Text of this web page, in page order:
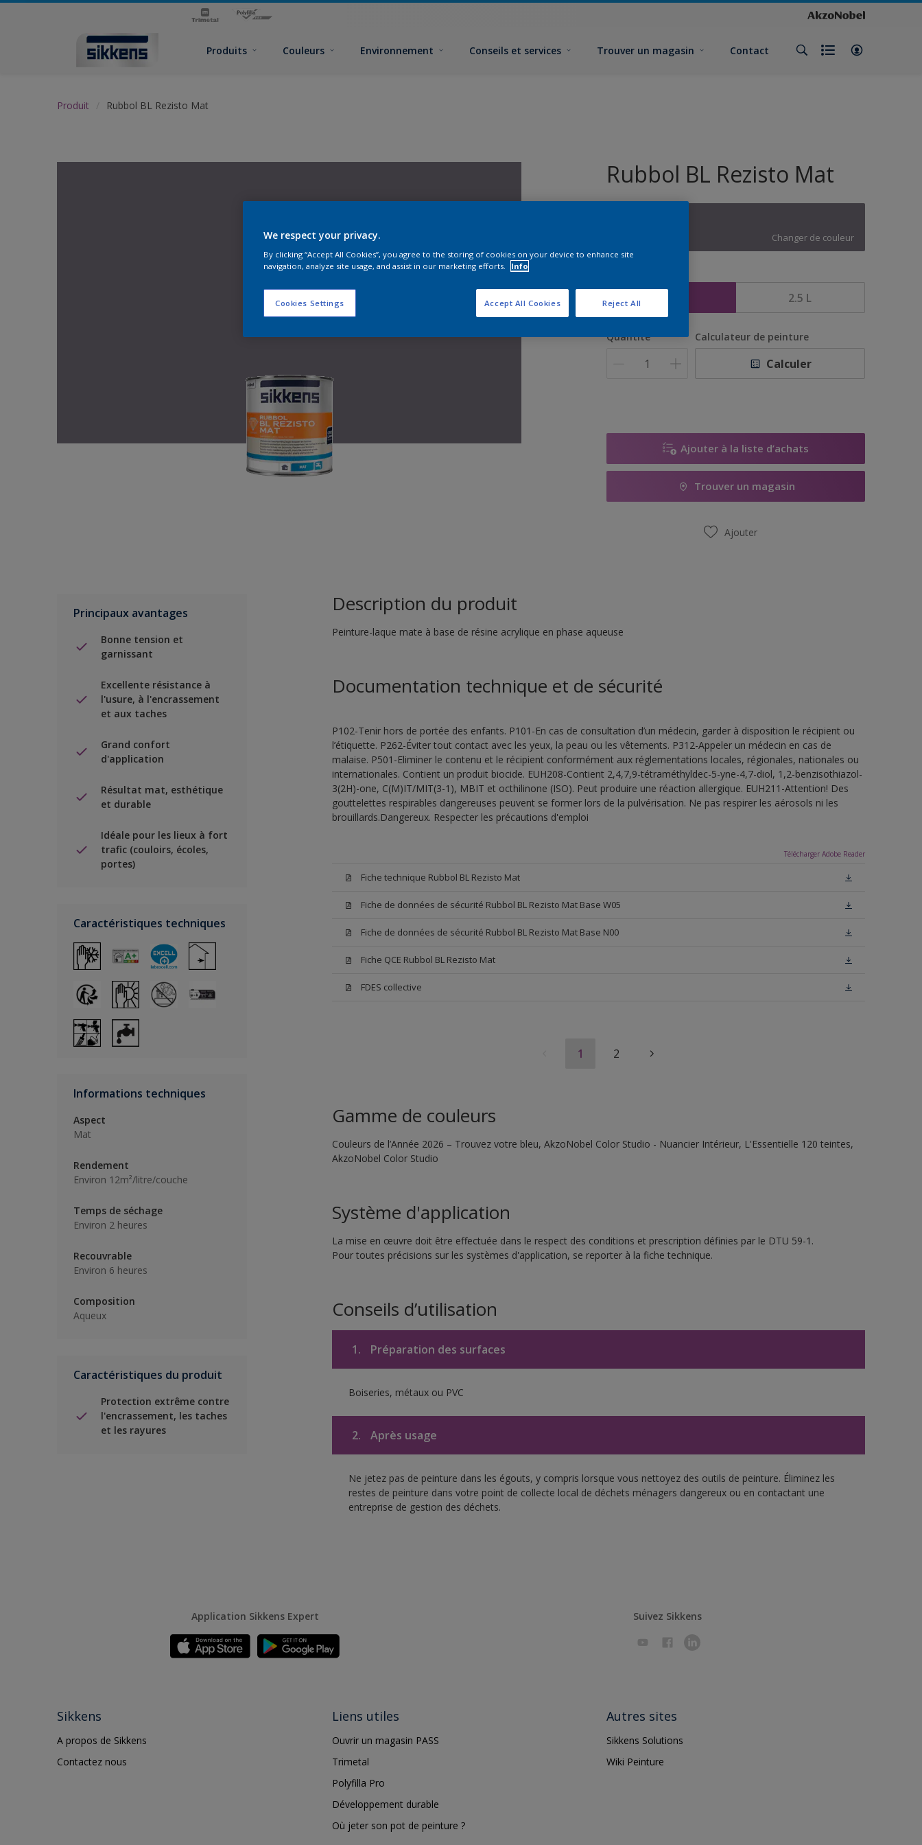
Produits Couleurs Environnement Conseils et services Trouver un magasin Contact
Produit Rubbol BL Rezisto Mat
Rubbol BL Rezisto Mat
Changer de couleur
2.5 L
Quantité Calculateur de peinture
Calculer
Ajouter à la liste d’achats
Trouver un magasin
Ajouter
Principaux avantages
Bonne tension et
garnissant
Excellente résistance à
l'usure, à l'encrassement
et aux taches
Grand confort
d'application
Résultat mat, esthétique
et durable
Idéale pour les lieux à fort
trafic (couloirs, écoles,
portes)
Caractéristiques techniques
Informations techniques
Aspect
Mat
Rendement
Environ 12m²/litre/couche
Temps de séchage
Environ 2 heures
Recouvrable
Environ 6 heures
Composition
Aqueux
Caractéristiques du produit
Protection extrême contre
l'encrassement, les taches
et les rayures
Description du produit
Peinture-laque mate à base de résine acrylique en phase aqueuse
Documentation technique et de sécurité
P102-Tenir hors de portée des enfants. P101-En cas de consultation d’un médecin, garder à disposition le récipient ou
l’étiquette. P262-Éviter tout contact avec les yeux, la peau ou les vêtements. P312-Appeler un médecin en cas de
malaise. P501-Eliminer le contenu et le récipient conformément aux réglementations locales, régionales, nationales ou
internationales. Contient un produit biocide. EUH208-Contient 2,4,7,9-tétraméthyldec-5-yne-4,7-diol, 1,2-benzisothiazol-
3(2H)-one, C(M)IT/MIT(3-1), MBIT et octhilinone (ISO). Peut produire une réaction allergique. EUH211-Attention! Des
gouttelettes respirables dangereuses peuvent se former lors de la pulvérisation. Ne pas respirer les aérosols ni les
brouillards.Dangereux. Respecter les précautions d'emploi
Télécharger Adobe Reader
Fiche technique Rubbol BL Rezisto Mat
Fiche de données de sécurité Rubbol BL Rezisto Mat Base W05
Fiche de données de sécurité Rubbol BL Rezisto Mat Base N00
Fiche QCE Rubbol BL Rezisto Mat
FDES collective
1 2
Gamme de couleurs
Couleurs de l’Année 2026 – Trouvez votre bleu, AkzoNobel Color Studio - Nuancier Intérieur, L'Essentielle 120 teintes,
AkzoNobel Color Studio
Système d'application
La mise en œuvre doit être effectuée dans le respect des conditions et prescription définies par le DTU 59-1.
Pour toutes précisions sur les systèmes d'application, se reporter à la fiche technique.
Conseils d’utilisation
1. Préparation des surfaces
Boiseries, métaux ou PVC
2. Après usage
Ne jetez pas de peinture dans les égouts, y compris lorsque vous nettoyez des outils de peinture. Éliminez les
restes de peinture dans votre point de collecte local de déchets ménagers dangereux ou en contactant une
entreprise de gestion des déchets.
Application Sikkens Expert Suivez Sikkens
Sikkens
A propos de Sikkens
Contactez nous
Liens utiles
Ouvrir un magasin PASS
Trimetal
Polyfilla Pro
Développement durable
Où jeter son pot de peinture ?
Autres sites
Sikkens Solutions
Wiki Peinture
We respect your privacy.
By clicking “Accept All Cookies”, you agree to the storing of cookies on your device to enhance site
navigation, analyze site usage, and assist in our marketing efforts.
Info
Cookies Settings Reject All
Accept All Cookies